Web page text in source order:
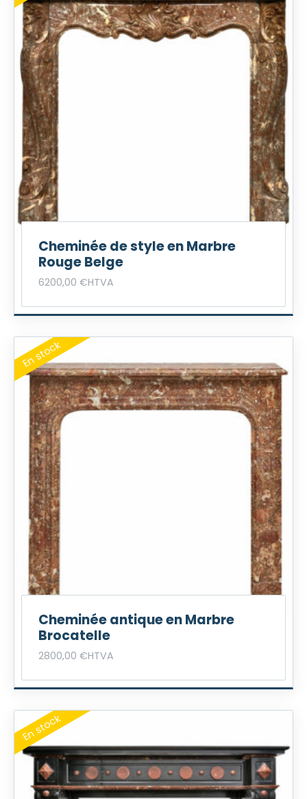
Cheminée de style en Marbre
Rouge Belge
6200,00 €HTVA
Cheminée antique en Marbre
Brocatelle
2800,00 €HTVA